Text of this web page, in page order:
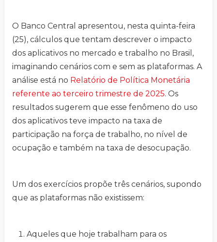
O Banco Central apresentou, nesta quinta-feira
(25), cálculos que tentam descrever o impacto
dos aplicativos no mercado e trabalho no Brasil,
imaginando cenários com e sem as plataformas. A
análise está no Relatório de Política Monetária
referente ao terceiro trimestre de 2025. Os
resultados sugerem que esse fenômeno do uso
dos aplicativos teve impacto na taxa de
participação na força de trabalho, no nível de
ocupação e também na taxa de desocupação.
Um dos exercícios propõe três cenários, supondo
que as plataformas não existissem:
Aqueles que hoje trabalham para os